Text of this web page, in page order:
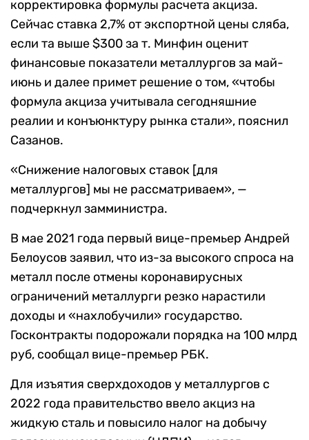
корректировка формулы расчета акциза.
Сейчас ставка 2,7% от экспортной цены сляба,
если та выше $300 за т. Минфин оценит
финансовые показатели металлургов за май-
июнь и далее примет решение о том, «чтобы
формула акциза учитывала сегодняшние
реалии и конъюнктуру рынка стали», пояснил
Сазанов.
«Снижение налоговых ставок [для
металлургов] мы не рассматриваем», —
подчеркнул замминистра.
В мае 2021 года первый вице-премьер Андрей
Белоусов заявил, что из-за высокого спроса на
металл после отмены коронавирусных
ограничений металлурги резко нарастили
доходы и «нахлобучили» государство.
Госконтракты подорожали порядка на 100 млрд
руб, сообщал вице-премьер РБК.
Для изъятия сверхдоходов у металлургов с
2022 года правительство ввело акциз на
жидкую сталь и повысило налог на добычу